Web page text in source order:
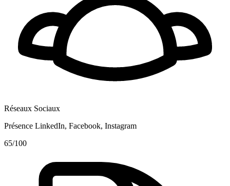
Réseaux Sociaux
Présence LinkedIn, Facebook, Instagram
65/100